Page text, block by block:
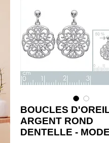
BOUCLES
ARGENT ROND
DENTELLE -